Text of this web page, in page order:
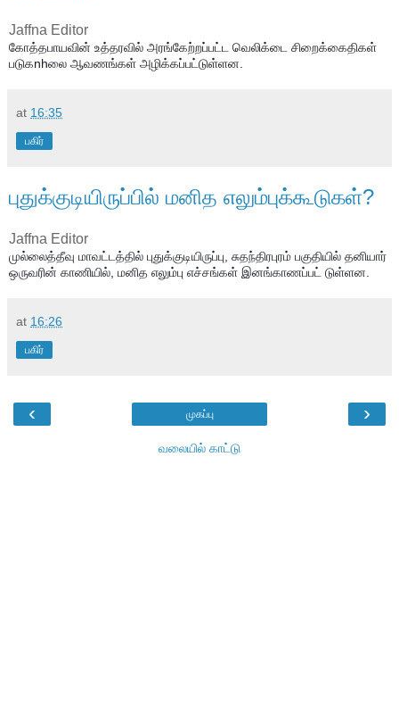
Jaffna Editor
கோத்தபாயவின் உத்தரவில் அரங்கேற்றப்பட்ட வெலிக்டை சிறைக்கைதிகள்
படுகnhலை ஆவணங்கள் அழிக்கப்பட்டுள்ளன.
at 16:35
பகிர்
புதுக்குடியிருப்பில் மனித எலும்புக்கூடுகள்?
Jaffna Editor
முல்லைத்தீவு மாவட்டத்தில் புதுக்குடியிருப்பு, சுதந்திரபுரம் பகுதியில் தனியார்
ஒருவரின் காணியில், மனித எலும்பு எச்சங்கள் இனங்காணப்பட் டுள்ளன.
at 16:26
பகிர்
‹ ›
முகப்பு
வலையில் காட்டு